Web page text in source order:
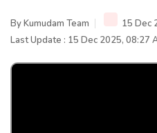
ByKumudam Team
15 Dec
Last Update : 15 Dec 2025, 08:27